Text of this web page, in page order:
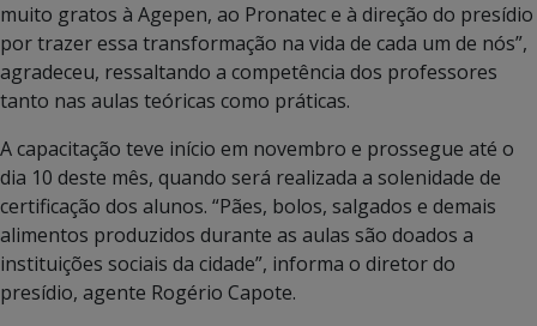
muito gratos à Agepen, ao Pronatec e à direção do presídio
por trazer essa transformação na vida de cada um de nós”,
agradeceu, ressaltando a competência dos professores
tanto nas aulas teóricas como práticas.
A capacitação teve início em novembro e prossegue até o
dia 10 deste mês, quando será realizada a solenidade de
certificação dos alunos. “Pães, bolos, salgados e demais
alimentos produzidos durante as aulas são doados a
instituições sociais da cidade”, informa o diretor do
presídio, agente Rogério Capote.